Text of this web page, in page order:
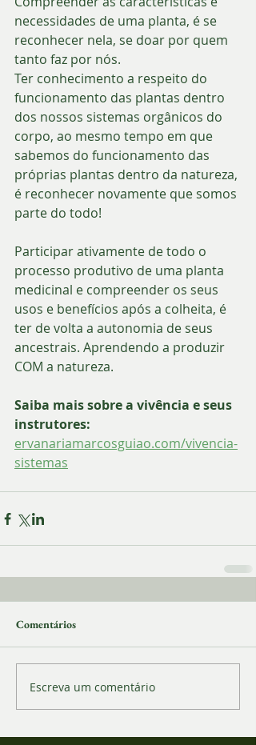
necessidades de uma planta, é se
reconhecer nela, se doar por quem
tanto faz por nós.
Ter conhecimento a respeito do
funcionamento das plantas dentro
dos nossos sistemas orgânicos do
corpo, ao mesmo tempo em que
sabemos do funcionamento das
próprias plantas dentro da natureza,
é reconhecer novamente que somos
parte do todo!
Participar ativamente de todo o
processo produtivo de uma planta
medicinal e compreender os seus
usos e benefícios após a colheita, é
ter de volta a autonomia de seus
ancestrais. Aprendendo a produzir
COM a natureza.
Saiba mais sobre a vivência e seus
instrutores:
ervanariamarcosguiao.com/vivencia-
sistemas
Comentários
Escreva um comentário